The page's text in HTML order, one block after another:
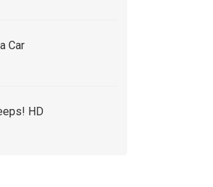
Car
HD